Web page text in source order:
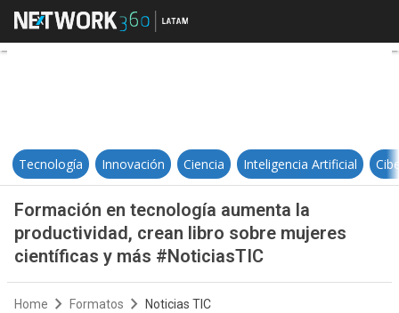
Formación en tecnología
Tecnología Innovación Ciencia Inteligencia Artificial
Formación en tecnología aumenta la
productividad, crean libro sobre mujeres
científicas y más #NoticiasTIC
Home Formatos Noticias TIC